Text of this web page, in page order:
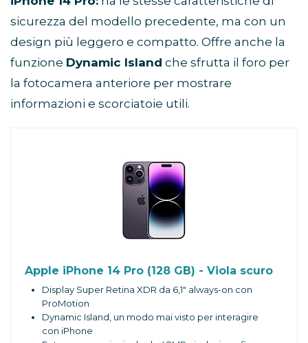
robustezza all’avanguardia nel settore
iOS 16 ti dà ancora più modi per comunicare e
condividere, e per rendere il tuo iPhone ancora più
tuo
sicurezza del modello precedente, ma con un
design più leggero e compatto. Offre anche la
funzione Dynamic Island che sfrutta il foro per
la fotocamera anteriore per mostrare
informazioni e scorciatoie utili.
Apple iPhone 14 Pro (128 GB) - Viola scuro
Display Super Retina XDR da 6,1" always-on con
ProMotion
Dynamic Island, un modo mai visto per interagire
con iPhone